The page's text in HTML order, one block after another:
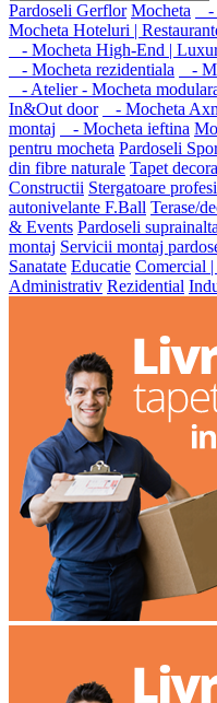
Pardoseli Gerflor Mocheta -
Mocheta Hoteluri |
- Mocheta High-End |
- Mocheta rezidentiala
-
- Atelier - Mocheta
In&Out door
- Mocheta
montaj
- Mocheta ieftina
pentru mocheta Pardoseli
din fibre naturale Tapet
Constructii Stergatoare
autonivelante F.Ball Terase/
& Events Pardoseli
montaj Servicii montaj
Sanatate Educatie Comercial
Administrativ Rezidential